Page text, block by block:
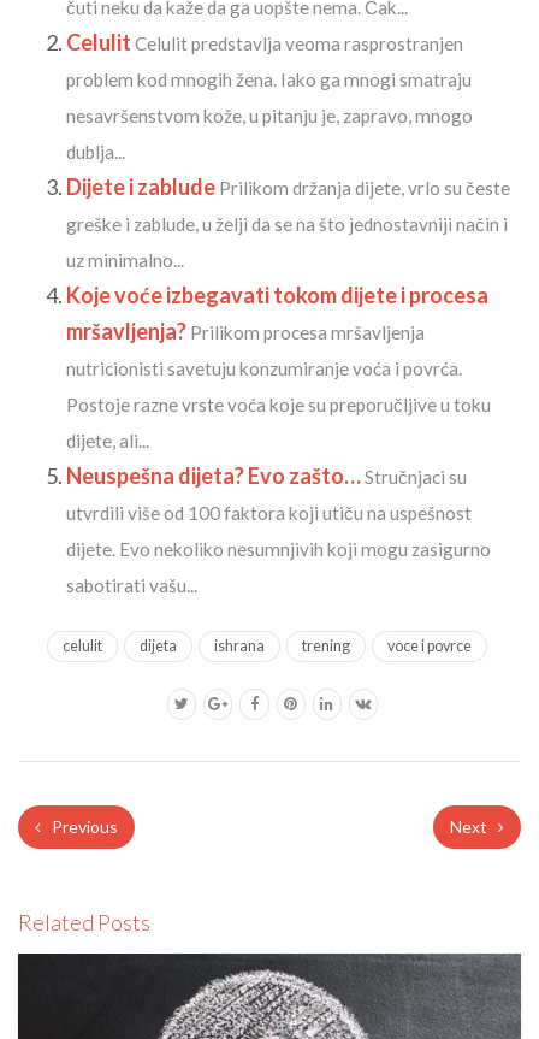
čuti neku da kaže da ga uopšte nema. Čak...
Celulit Celulit predstavlja veoma rasprostranjen
problem kod mnogih žena. Iako ga mnogi smatraju
nesavršenstvom kože, u pitanju je, zapravo, mnogo
dublja...
Dijete i zablude Prilikom držanja dijete, vrlo su česte
greške i zablude, u želji da se na što jednostavniji način i
uz minimalno...
Koje voće izbegavati tokom dijete i procesa
mršavljenja? Prilikom procesa mršavljenja
nutricionisti savetuju konzumiranje voća i povrća.
Postoje razne vrste voća koje su preporučljive u toku
dijete, ali...
Neuspešna dijeta? Evo zašto…Stručnjaci su
utvrdili više od 100 faktora koji utiču na uspešnost
dijete. Evo nekoliko nesumnjivih koji mogu zasigurno
sabotirati vašu...
celulit dijeta ishrana trening voce i povrce
Previous Next
Related Posts